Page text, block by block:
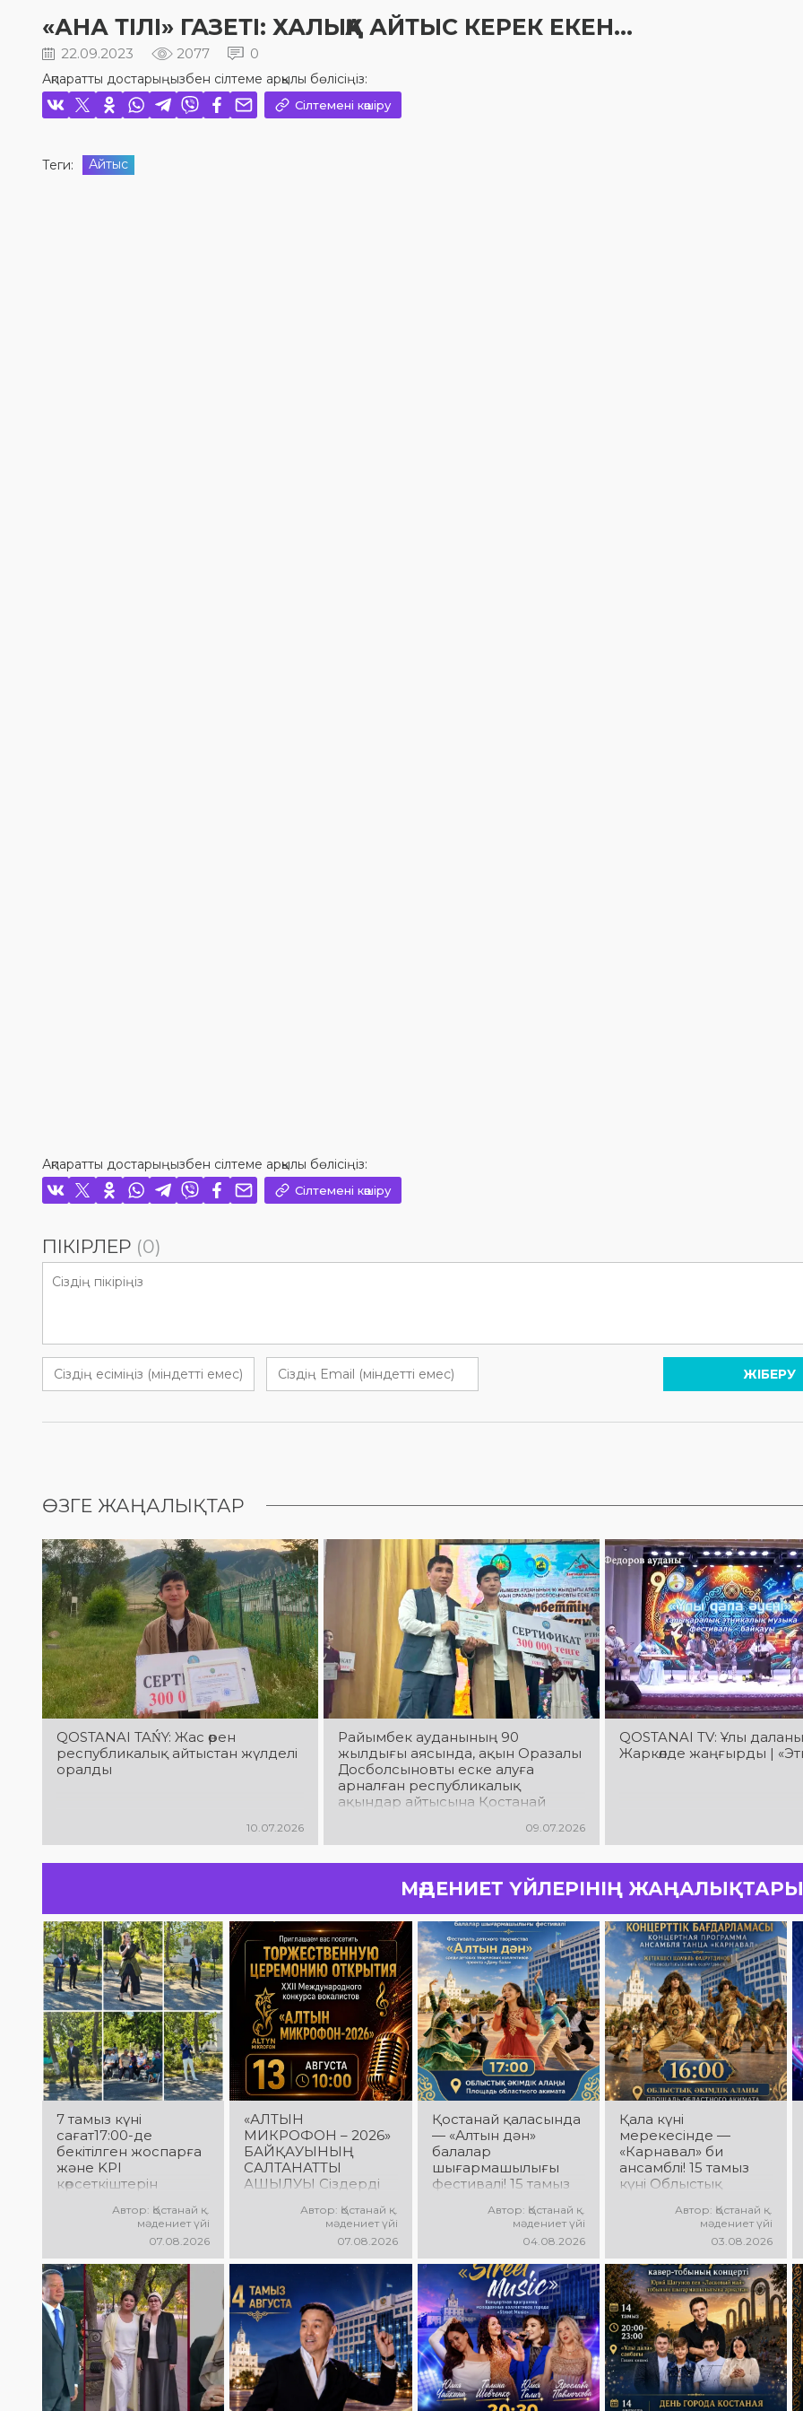
«АНА ТІЛІ» ГАЗЕТІ: ХАЛЫҚҚА АЙТЫС КЕРЕК ЕКЕН...
22.09.2023 2077 0
Ақпаратты достарыңызбен сілтеме арқылы бөлісіңіз:
Сілтемені көшіру
Теги: Айтыс
Ақпаратты достарыңызбен сілтеме арқылы бөлісіңіз:
Сілтемені көшіру
ПІКІРЛЕР (0)
ЖІБЕРУ
ӨЗГЕ ЖАҢАЛЫҚТАР
QOSTANAI TAŃY: Жас өрен
республикалық айтыстан жүлделі
оралды
10.07.2026
Райымбек ауданының 90
жылдығы аясында, ақын Оразалы
Досболсыновты еске алуға
арналған республикалық
ақындар айтысына Қостанай
Ниязбек Таңжарық Байбатырұлы
қатысып ІІІ орынды иеленді
09.07.2026
QOSTANAI TV: Ұлы
Жаркөлде жаңғырды |
МӘДЕНИЕТ ҮЙЛЕРІНІҢ ЖАҢАЛЫҚТАРЫ
7 тамыз күні
сағат17:00-де
бекітілген жоспарға
және KPI
көрсеткіштерін
«Таза Қазақстан»
экологиялық
акциясына арналған
көшпелі концерт
Меңдіқара
ауданының Красная
Пресня ауылында
өткізілді
Автор: Қостанай қ.
мәдениет үйі
07.08.2026
«АЛТЫН
МИКРОФОН – 2026»
БАЙҚАУЫНЫҢ
САЛТАНАТТЫ
АШЫЛУЫ Сіздерді
«Алтын микрофон –
халықаралық
байқауының
салтанатты ашылу
рәсіміне шақырамыз!
Бұл күні түрлі
елдерден келген
талантты
орындаушылар бас
қосып, үлкен
шығармашылық
Автор: Қостанай қ.
мәдениет үйі
07.08.2026
Қостанай қаласында
— «Алтын дән»
балалар
шығармашылығы
фестивалі! 15 тамыз
әкімдік алаңында
«Даму бала»
жобасының балалар
шығармашылық
ұжымдары
қатысатын «Алтын
дән» фестивалі өтеді!
Сіздерді жас
таланттардың
жарқын өнері, әсем
әндер, әсерлі билер
мен мерекелік көңіл
Автор: Қостанай қ.
мәдениет үйі
04.08.2026
Қала күні
мерекесінде —
«Карнавал» би
ансамблі! 15 тамыз
күні Облыстық
«Карнавал» би
ансамблінің
бағдарламасы өтеді!
Ансамбль жетекшісі
— Шамиль
Фахрутдинов.
Сіздерді әсерлі
хореографиялық
қойылымдар,
жарқын бейнелер,
қуатты ырғақ пен
Автор: Қостанай қ.
мәдениет үйі
03.08.2026